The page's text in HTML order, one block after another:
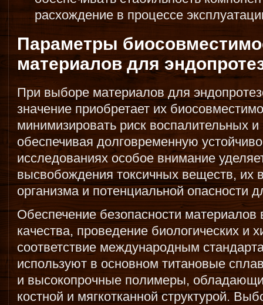
расхождение в процессе
Параметры
материалов для
При выборе материалов для
значение приобретает их
минимизировать риск воспалительных и
обеспечивая долговременную
исследованиях особое внимание
высвобождения токсичных веществ, их
организма и потенциальной опасности
Обеспечение безопасности материалов
качества, проведение биологических и
соответствие международным
используют в основном титановые
и высокопрочные полимеры,
костной и мягкотканной структурой.